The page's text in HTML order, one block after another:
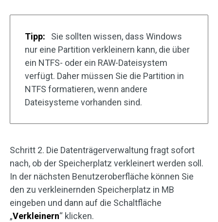
Tipp:
Sie sollten wissen, dass Windows
nur eine Partition verkleinern kann, die über
ein NTFS- oder ein RAW-Dateisystem
verfügt. Daher müssen Sie die Partition in
NTFS formatieren, wenn andere
Dateisysteme vorhanden sind.
Schritt 2. Die Datenträgerverwaltung fragt sofort
nach, ob der Speicherplatz verkleinert werden soll.
In der nächsten Benutzeroberfläche können Sie
den zu verkleinernden Speicherplatz in MB
eingeben und dann auf die Schaltfläche
„Verkleinern“ klicken.